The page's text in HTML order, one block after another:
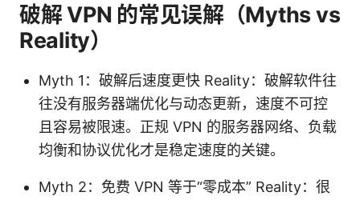
破解 VPN 的常见误解（Myths vs
Reality）
Myth 1：破解后速度更快 Reality：破解软件往
往没有服务器端优化与动态更新，速度不可控
且容易被限速。正规 VPN 的服务器网络、负载
均衡和协议优化才是稳定速度的关键。
Myth 2：免费 VPN 等于“零成本” Reality：很